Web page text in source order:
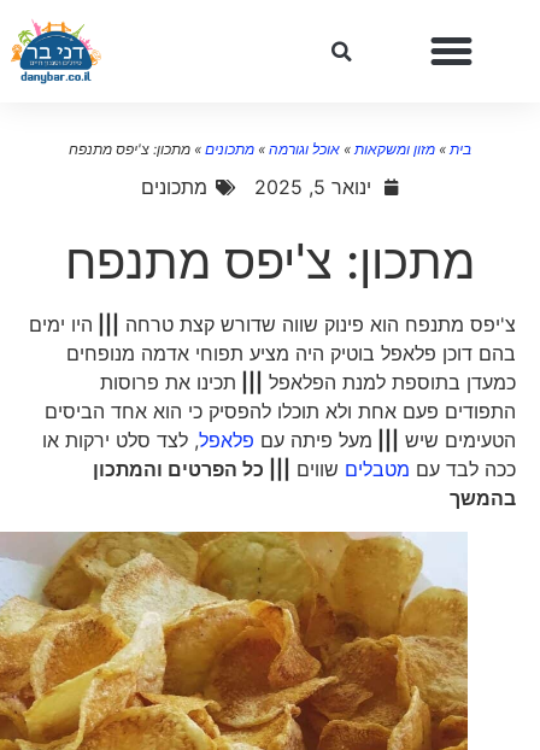
»מזון ומשקאות»אוכל וגורמה»מתכונים»מתכון: צ'יפס מתנפח
ינואר 5, 2025 מתכונים
מתכון: צ'יפס מתנפח
צ'יפס מתנפח הוא פינוק שווה שדורש קצת טרחה|||
היו ימים
בהם דוכן פלאפל בוטיק היה מציע תפוחי אדמה מנופחים
כמעדן בתוספת למנת הפלאפל|||
תכינו את פרוסות
התפודים פעם אחת ולא תוכלו להפסיק כי הוא אחד הביסים
הטעימים שיש||| מעל פיתה עםפלאפל, לצד סלט ירקות או
ככה לבד עםמטבליםשווים||| כל הפרטים והמתכון
בהמשך